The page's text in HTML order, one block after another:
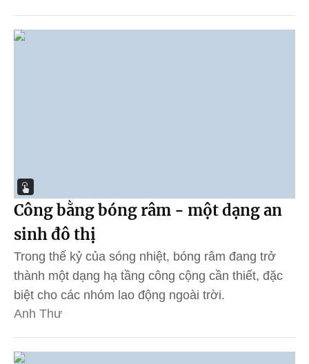
Công bằng bóng râm - một dạng an
sinh đô thị
Trong thế kỷ của sóng nhiệt, bóng râm đang trở
thành một dạng hạ tầng công cộng cần thiết, đặc
biệt cho các nhóm lao động ngoài trời.
Anh Thư